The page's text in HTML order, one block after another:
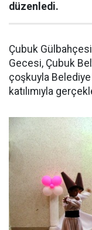
düzenledi.
Çubuk
Gecesi, Çubuk
çoşkuyla Belediye
katılımıyla